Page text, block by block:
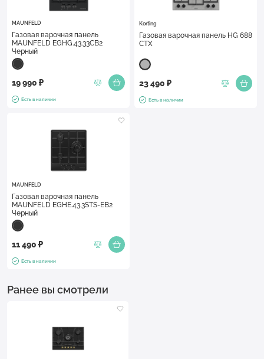
MAUNFELD
Газовая варочная панель
MAUNFELD EGHG.43.33CB2
Черный
19 990 ₽
Есть в наличии
Korting
Газовая варочная панель HG 688
CTX
23 490 ₽
Есть в наличии
MAUNFELD
Газовая варочная панель
MAUNFELD EGHE.43.3STS-EB2
Черный
11 490 ₽
Есть в наличии
Ранее вы смотрели